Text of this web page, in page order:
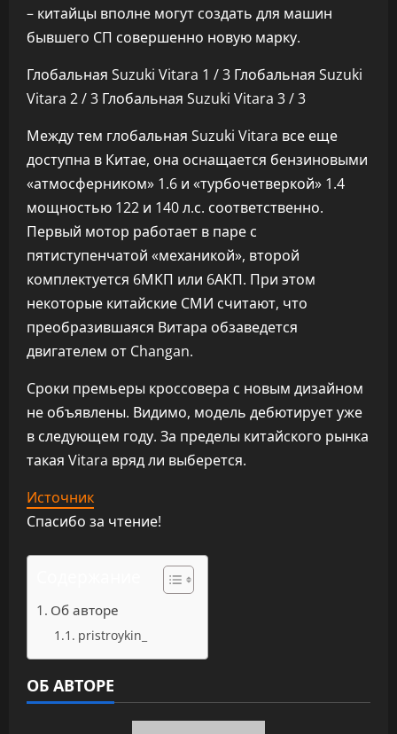
– китайцы вполне могут создать для машин
бывшего СП совершенно новую марку.
Глобальная Suzuki Vitara 1 / 3 Глобальная Suzuki
Vitara 2/ 3 Глобальная Suzuki Vitara 3/ 3
Между тем глобальная Suzuki Vitara все еще
доступна в Китае, она оснащается бензиновыми
«атмосферником» 1.6 и «турбочетверкой» 1.4
мощностью 122 и 140 л.с. соответственно.
Первый мотор работает в паре с
пятиступенчатой «механикой», второй
комплектуется 6МКП или 6АКП. При этом
некоторые китайские СМИ считают, что
преобразившаяся Витара обзаведется
двигателем от Changan.
Сроки премьеры кроссовера с новым дизайном
не объявлены. Видимо, модель дебютирует уже
в следующем году. За пределы китайского рынка
такая Vitara вряд ли выберется.
Источник
Спасибо за чтение!
Об авторе
pristroykin_
ОБ АВТОРЕ